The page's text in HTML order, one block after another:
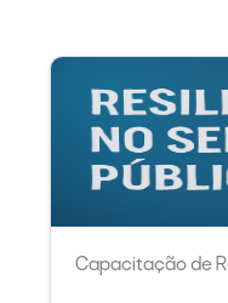
Capacitação de